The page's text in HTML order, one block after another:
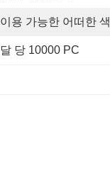
이용 가능한 어떠한 색
달 당 10000 PC